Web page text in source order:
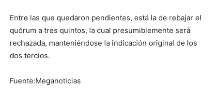
Entre las que quedaron pendientes, está la de rebajar el
quórum a tres quintos, la cual presumiblemente será
rechazada, manteniéndose la indicación original de los
dos tercios.
Fuente:Meganoticias